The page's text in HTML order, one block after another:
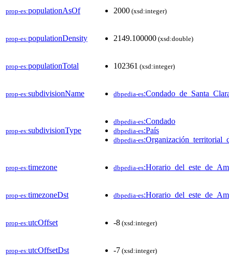
prop-es:populationAsOf 2000 (xsd:integer)
prop-es:populationDensity 2149.100000 (xsd:double)
prop-es:populationTotal 102361 (xsd:integer)
prop-es:subdivisionName dbpedia-es
prop-es:subdivisionType
dbpedia-es:Condado
dbpedia-es:País
dbpedia-es
prop-es:timezone dbpedia-es
prop-es:timezoneDst dbpedia-es
prop-es:utcOffset -8 (xsd:integer)
prop-es:utcOffsetDst -7 (xsd:integer)